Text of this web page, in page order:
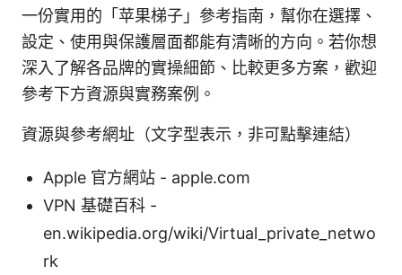
一份實用的「苹果梯子」參考指南，幫你在選擇、
設定、使用與保護層面都能有清晰的方向。若你想
深入了解各品牌的實操細節、比較更多方案，歡迎
參考下方資源與實務案例。
資源與參考網址（文字型表示，非可點擊連結）
Apple 官方網站 - apple.com
VPN 基礎百科 -
en.wikipedia.org/wiki/Virtual_private_netwo
rk